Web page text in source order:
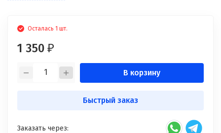
Осталась 1 шт.
1 350 ₽
В корзину
Быстрый заказ
Заказать через: